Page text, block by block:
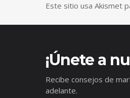
Este sitio usa Akismet
¡Únete a
Recibe consejos de
adelante.